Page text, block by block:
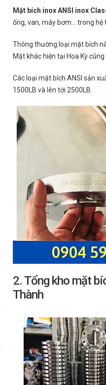
Mặt bích inox ANSI inox
ống, van, máy bơm… trong hệ
Thông thường loại mặt bích
Mặt khác hiện tại Hoa Kỳ
Các loại mặt bích ANSI sản
1500LB và lên tới 2500LB.
2. Tổng kho mặt
Thành